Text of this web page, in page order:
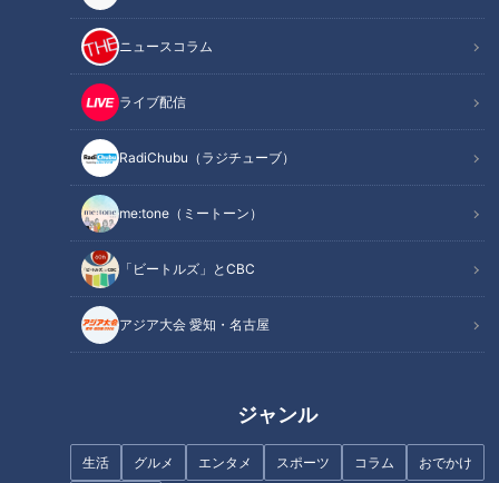
ニュースコラム
ライブ配信
RadiChubu（ラジチューブ）
me:tone（ミートーン）
「ビートルズ」とCBC
アジア大会 愛知・名古屋
ジャンル
生活 グルメ エンタメ スポーツ コラム おでかけ
この記事を見たあなたへのおすすめ
一日遊べる「HASUパーク」が
一杯100円の「きしめん」